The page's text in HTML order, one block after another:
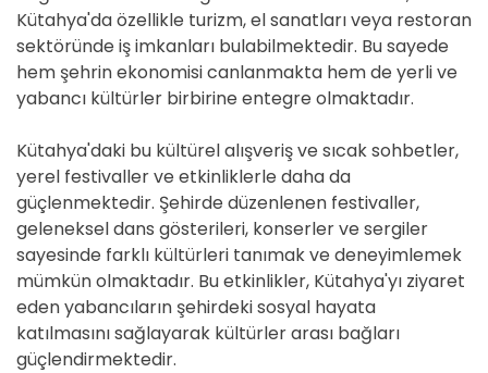
Kütahya'da özellikle turizm, el sanatları veya restoran
sektöründe iş imkanları bulabilmektedir. Bu sayede
hem şehrin ekonomisi canlanmakta hem de yerli ve
yabancı kültürler birbirine entegre olmaktadır.
Kütahya'daki bu kültürel alışveriş ve sıcak sohbetler,
yerel festivaller ve etkinliklerle daha da
güçlenmektedir. Şehirde düzenlenen festivaller,
geleneksel dans gösterileri, konserler ve sergiler
sayesinde farklı kültürleri tanımak ve deneyimlemek
mümkün olmaktadır. Bu etkinlikler, Kütahya'yı ziyaret
eden yabancıların şehirdeki sosyal hayata
katılmasını sağlayarak kültürler arası bağları
güçlendirmektedir.